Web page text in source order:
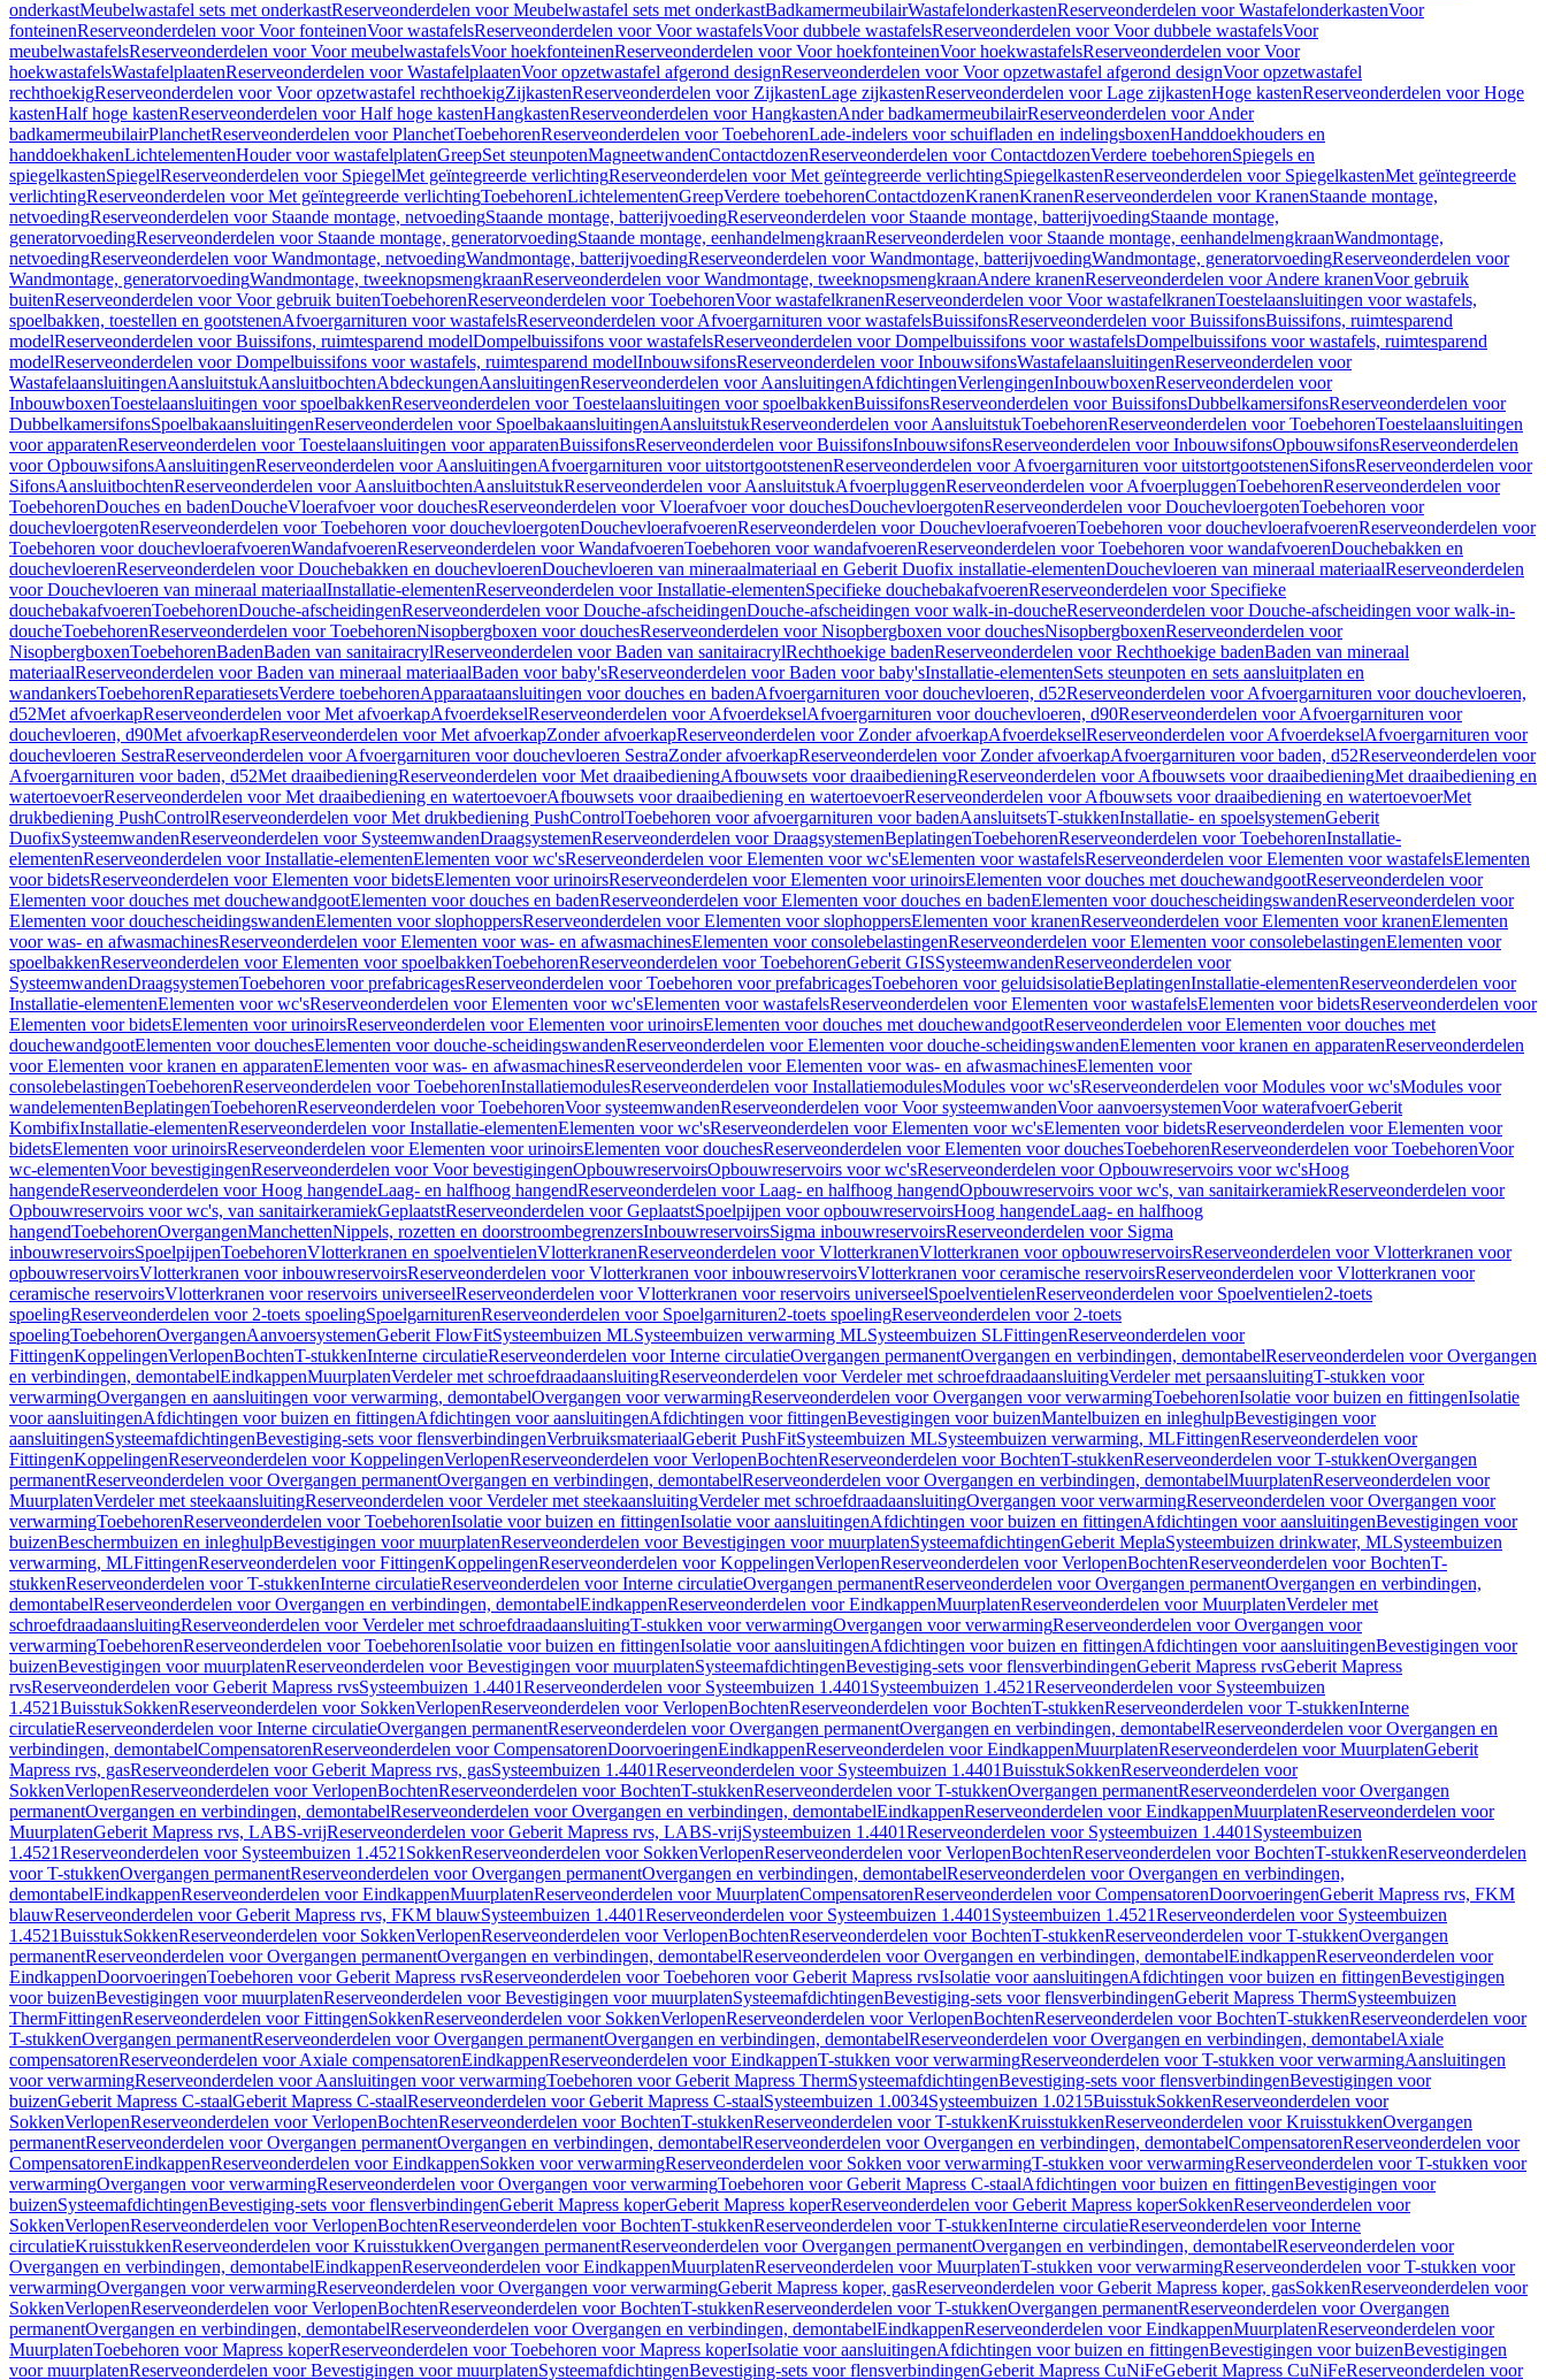
onderkastMeubelwastafel sets met onderkastReserveonderdelen voor Meubelwastafel sets met onderkastBadkamermeubilairWastafelonderkastenReserveonderdelen voor WastafelonderkastenVoor
fonteinenReserveonderdelen voor Voor fonteinenVoor wastafelsReserveonderdelen voor Voor wastafelsVoor dubbele wastafelsReserveonderdelen voor Voor dubbele wastafelsVoor
meubelwastafelsReserveonderdelen voor Voor meubelwastafelsVoor hoekfonteinenReserveonderdelen voor Voor hoekfonteinenVoor hoekwastafelsReserveonderdelen voor Voor
hoekwastafelsWastafelplaatenReserveonderdelen voor WastafelplaatenVoor opzetwastafel afgerond designReserveonderdelen voor Voor opzetwastafel afgerond designVoor opzetwastafel
rechthoekigReserveonderdelen voor Voor opzetwastafel rechthoekigZijkastenReserveonderdelen voor ZijkastenLage zijkastenReserveonderdelen voor Lage zijkastenHoge kastenReserveonderdelen voor Hoge
kastenHalf hoge kastenReserveonderdelen voor Half hoge kastenHangkastenReserveonderdelen voor HangkastenAnder badkamermeubilairReserveonderdelen voor Ander
badkamermeubilairPlanchetReserveonderdelen voor PlanchetToebehorenReserveonderdelen voor ToebehorenLade-indelers voor schuifladen en indelingsboxenHanddoekhouders en
handdoekhakenLichtelementenHouder voor wastafelplatenGreepSet steunpotenMagneetwandenContactdozenReserveonderdelen voor ContactdozenVerdere toebehorenSpiegels en
spiegelkastenSpiegelReserveonderdelen voor SpiegelMet geïntegreerde verlichtingReserveonderdelen voor Met geïntegreerde verlichtingSpiegelkastenReserveonderdelen voor SpiegelkastenMet geïntegreerde
verlichtingReserveonderdelen voor Met geïntegreerde verlichtingToebehorenLichtelementenGreepVerdere toebehorenContactdozenKranenKranenReserveonderdelen voor KranenStaande montage,
netvoedingReserveonderdelen voor Staande montage, netvoedingStaande montage, batterijvoedingReserveonderdelen voor Staande montage, batterijvoedingStaande montage,
generatorvoedingReserveonderdelen voor Staande montage, generatorvoedingStaande montage, eenhandelmengkraanReserveonderdelen voor Staande montage, eenhandelmengkraanWandmontage,
netvoedingReserveonderdelen voor Wandmontage, netvoedingWandmontage, batterijvoedingReserveonderdelen voor Wandmontage, batterijvoedingWandmontage, generatorvoedingReserveonderdelen voor
Wandmontage, generatorvoedingWandmontage, tweeknopsmengkraanReserveonderdelen voor Wandmontage, tweeknopsmengkraanAndere kranenReserveonderdelen voor Andere kranenVoor gebruik
buitenReserveonderdelen voor Voor gebruik buitenToebehorenReserveonderdelen voor ToebehorenVoor wastafelkranenReserveonderdelen voor Voor wastafelkranenToestelaansluitingen voor wastafels,
spoelbakken, toestellen en gootstenenAfvoergarnituren voor wastafelsReserveonderdelen voor Afvoergarnituren voor wastafelsBuissifonsReserveonderdelen voor BuissifonsBuissifons, ruimtesparend
modelReserveonderdelen voor Buissifons, ruimtesparend modelDompelbuissifons voor wastafelsReserveonderdelen voor Dompelbuissifons voor wastafelsDompelbuissifons voor wastafels, ruimtesparend
modelReserveonderdelen voor Dompelbuissifons voor wastafels, ruimtesparend modelInbouwsifonsReserveonderdelen voor InbouwsifonsWastafelaansluitingenReserveonderdelen voor
WastafelaansluitingenAansluitstukAansluitbochtenAbdeckungenAansluitingenReserveonderdelen voor AansluitingenAfdichtingenVerlengingenInbouwboxenReserveonderdelen voor
InbouwboxenToestelaansluitingen voor spoelbakkenReserveonderdelen voor Toestelaansluitingen voor spoelbakkenBuissifonsReserveonderdelen voor BuissifonsDubbelkamersifonsReserveonderdelen voor
DubbelkamersifonsSpoelbakaansluitingenReserveonderdelen voor SpoelbakaansluitingenAansluitstukReserveonderdelen voor AansluitstukToebehorenReserveonderdelen voor ToebehorenToestelaansluitingen
voor apparatenReserveonderdelen voor Toestelaansluitingen voor apparatenBuissifonsReserveonderdelen voor BuissifonsInbouwsifonsReserveonderdelen voor InbouwsifonsOpbouwsifonsReserveonderdelen
voor OpbouwsifonsAansluitingenReserveonderdelen voor AansluitingenAfvoergarnituren voor uitstortgootstenenReserveonderdelen voor Afvoergarnituren voor uitstortgootstenenSifonsReserveonderdelen voor
SifonsAansluitbochtenReserveonderdelen voor AansluitbochtenAansluitstukReserveonderdelen voor AansluitstukAfvoerpluggenReserveonderdelen voor AfvoerpluggenToebehorenReserveonderdelen voor
ToebehorenDouches en badenDoucheVloerafvoer voor douchesReserveonderdelen voor Vloerafvoer voor douchesDouchevloergotenReserveonderdelen voor DouchevloergotenToebehoren voor
douchevloergotenReserveonderdelen voor Toebehoren voor douchevloergotenDouchevloerafvoerenReserveonderdelen voor DouchevloerafvoerenToebehoren voor douchevloerafvoerenReserveonderdelen voor
Toebehoren voor douchevloerafvoerenWandafvoerenReserveonderdelen voor WandafvoerenToebehoren voor wandafvoerenReserveonderdelen voor Toebehoren voor wandafvoerenDouchebakken en
douchevloerenReserveonderdelen voor Douchebakken en douchevloerenDouchevloeren van mineraalmateriaal en Geberit Duofix installatie-elementenDouchevloeren van mineraal materiaalReserveonderdelen
voor Douchevloeren van mineraal materiaalInstallatie-elementenReserveonderdelen voor Installatie-elementenSpecifieke douchebakafvoerenReserveonderdelen voor Specifieke
douchebakafvoerenToebehorenDouche-afscheidingenReserveonderdelen voor Douche-afscheidingenDouche-afscheidingen voor walk-in-doucheReserveonderdelen voor Douche-afscheidingen voor walk-in-
doucheToebehorenReserveonderdelen voor ToebehorenNisopbergboxen voor douchesReserveonderdelen voor Nisopbergboxen voor douchesNisopbergboxenReserveonderdelen voor
NisopbergboxenToebehorenBadenBaden van sanitairacrylReserveonderdelen voor Baden van sanitairacrylRechthoekige badenReserveonderdelen voor Rechthoekige badenBaden van mineraal
materiaalReserveonderdelen voor Baden van mineraal materiaalBaden voor baby'sReserveonderdelen voor Baden voor baby'sInstallatie-elementenSets steunpoten en sets aansluitplaten en
wandankersToebehorenReparatiesetsVerdere toebehorenApparaataansluitingen voor douches en badenAfvoergarnituren voor douchevloeren, d52Reserveonderdelen voor Afvoergarnituren voor douchevloeren,
d52Met afvoerkapReserveonderdelen voor Met afvoerkapAfvoerdekselReserveonderdelen voor AfvoerdekselAfvoergarnituren voor douchevloeren, d90Reserveonderdelen voor Afvoergarnituren voor
douchevloeren, d90Met afvoerkapReserveonderdelen voor Met afvoerkapZonder afvoerkapReserveonderdelen voor Zonder afvoerkapAfvoerdekselReserveonderdelen voor AfvoerdekselAfvoergarnituren voor
douchevloeren SestraReserveonderdelen voor Afvoergarnituren voor douchevloeren SestraZonder afvoerkapReserveonderdelen voor Zonder afvoerkapAfvoergarnituren voor baden, d52Reserveonderdelen voor
Afvoergarnituren voor baden, d52Met draaibedieningReserveonderdelen voor Met draaibedieningAfbouwsets voor draaibedieningReserveonderdelen voor Afbouwsets voor draaibedieningMet draaibediening en
watertoevoerReserveonderdelen voor Met draaibediening en watertoevoerAfbouwsets voor draaibediening en watertoevoerReserveonderdelen voor Afbouwsets voor draaibediening en watertoevoerMet
drukbediening PushControlReserveonderdelen voor Met drukbediening PushControlToebehoren voor afvoergarnituren voor badenAansluitsetsT-stukkenInstallatie- en spoelsystemenGeberit
DuofixSysteemwandenReserveonderdelen voor SysteemwandenDraagsystemenReserveonderdelen voor DraagsystemenBeplatingenToebehorenReserveonderdelen voor ToebehorenInstallatie-
elementenReserveonderdelen voor Installatie-elementenElementen voor wc'sReserveonderdelen voor Elementen voor wc'sElementen voor wastafelsReserveonderdelen voor Elementen voor wastafelsElementen
voor bidetsReserveonderdelen voor Elementen voor bidetsElementen voor urinoirsReserveonderdelen voor Elementen voor urinoirsElementen voor douches met douchewandgootReserveonderdelen voor
Elementen voor douches met douchewandgootElementen voor douches en badenReserveonderdelen voor Elementen voor douches en badenElementen voor douchescheidingswandenReserveonderdelen voor
Elementen voor douchescheidingswandenElementen voor slophoppersReserveonderdelen voor Elementen voor slophoppersElementen voor kranenReserveonderdelen voor Elementen voor kranenElementen
voor was- en afwasmachinesReserveonderdelen voor Elementen voor was- en afwasmachinesElementen voor consolebelastingenReserveonderdelen voor Elementen voor consolebelastingenElementen voor
spoelbakkenReserveonderdelen voor Elementen voor spoelbakkenToebehorenReserveonderdelen voor ToebehorenGeberit GISSysteemwandenReserveonderdelen voor
SysteemwandenDraagsystemenToebehoren voor prefabricagesReserveonderdelen voor Toebehoren voor prefabricagesToebehoren voor geluidsisolatieBeplatingenInstallatie-elementenReserveonderdelen voor
Installatie-elementenElementen voor wc'sReserveonderdelen voor Elementen voor wc'sElementen voor wastafelsReserveonderdelen voor Elementen voor wastafelsElementen voor bidetsReserveonderdelen voor
Elementen voor bidetsElementen voor urinoirsReserveonderdelen voor Elementen voor urinoirsElementen voor douches met douchewandgootReserveonderdelen voor Elementen voor douches met
douchewandgootElementen voor douchesElementen voor douche-scheidingswandenReserveonderdelen voor Elementen voor douche-scheidingswandenElementen voor kranen en apparatenReserveonderdelen
voor Elementen voor kranen en apparatenElementen voor was- en afwasmachinesReserveonderdelen voor Elementen voor was- en afwasmachinesElementen voor
consolebelastingenToebehorenReserveonderdelen voor ToebehorenInstallatiemodulesReserveonderdelen voor InstallatiemodulesModules voor wc'sReserveonderdelen voor Modules voor wc'sModules voor
wandelementenBeplatingenToebehorenReserveonderdelen voor ToebehorenVoor systeemwandenReserveonderdelen voor Voor systeemwandenVoor aanvoersystemenVoor waterafvoerGeberit
KombifixInstallatie-elementenReserveonderdelen voor Installatie-elementenElementen voor wc'sReserveonderdelen voor Elementen voor wc'sElementen voor bidetsReserveonderdelen voor Elementen voor
bidetsElementen voor urinoirsReserveonderdelen voor Elementen voor urinoirsElementen voor douchesReserveonderdelen voor Elementen voor douchesToebehorenReserveonderdelen voor ToebehorenVoor
wc-elementenVoor bevestigingenReserveonderdelen voor Voor bevestigingenOpbouwreservoirsOpbouwreservoirs voor wc'sReserveonderdelen voor Opbouwreservoirs voor wc'sHoog
hangendeReserveonderdelen voor Hoog hangendeLaag- en halfhoog hangendReserveonderdelen voor Laag- en halfhoog hangendOpbouwreservoirs voor wc's, van sanitairkeramiekReserveonderdelen voor
Opbouwreservoirs voor wc's, van sanitairkeramiekGeplaatstReserveonderdelen voor GeplaatstSpoelpijpen voor opbouwreservoirsHoog hangendeLaag- en halfhoog
hangendToebehorenOvergangenManchettenNippels, rozetten en doorstroombegrenzersInbouwreservoirsSigma inbouwreservoirsReserveonderdelen voor Sigma
inbouwreservoirsSpoelpijpenToebehorenVlotterkranen en spoelventielenVlotterkranenReserveonderdelen voor VlotterkranenVlotterkranen voor opbouwreservoirsReserveonderdelen voor Vlotterkranen voor
opbouwreservoirsVlotterkranen voor inbouwreservoirsReserveonderdelen voor Vlotterkranen voor inbouwreservoirsVlotterkranen voor ceramische reservoirsReserveonderdelen voor Vlotterkranen voor
ceramische reservoirsVlotterkranen voor reservoirs universeelReserveonderdelen voor Vlotterkranen voor reservoirs universeelSpoelventielenReserveonderdelen voor Spoelventielen2-toets
spoelingReserveonderdelen voor 2-toets spoelingSpoelgarniturenReserveonderdelen voor Spoelgarnituren2-toets spoelingReserveonderdelen voor 2-toets
spoelingToebehorenOvergangenAanvoersystemenGeberit FlowFitSysteembuizen MLSysteembuizen verwarming MLSysteembuizen SLFittingenReserveonderdelen voor
FittingenKoppelingenVerlopenBochtenT-stukkenInterne circulatieReserveonderdelen voor Interne circulatieOvergangen permanentOvergangen en verbindingen, demontabelReserveonderdelen voor Overgangen
en verbindingen, demontabelEindkappenMuurplatenVerdeler met schroefdraadaansluitingReserveonderdelen voor Verdeler met schroefdraadaansluitingVerdeler met persaansluitingT-stukken voor
verwarmingOvergangen en aansluitingen voor verwarming, demontabelOvergangen voor verwarmingReserveonderdelen voor Overgangen voor verwarmingToebehorenIsolatie voor buizen en fittingenIsolatie
voor aansluitingenAfdichtingen voor buizen en fittingenAfdichtingen voor aansluitingenAfdichtingen voor fittingenBevestigingen voor buizenMantelbuizen en inleghulpBevestigingen voor
aansluitingenSysteemafdichtingenBevestiging-sets voor flensverbindingenVerbruiksmateriaalGeberit PushFitSysteembuizen MLSysteembuizen verwarming, MLFittingenReserveonderdelen voor
FittingenKoppelingenReserveonderdelen voor KoppelingenVerlopenReserveonderdelen voor VerlopenBochtenReserveonderdelen voor BochtenT-stukkenReserveonderdelen voor T-stukkenOvergangen
permanentReserveonderdelen voor Overgangen permanentOvergangen en verbindingen, demontabelReserveonderdelen voor Overgangen en verbindingen, demontabelMuurplatenReserveonderdelen voor
MuurplatenVerdeler met steekaansluitingReserveonderdelen voor Verdeler met steekaansluitingVerdeler met schroefdraadaansluitingOvergangen voor verwarmingReserveonderdelen voor Overgangen voor
verwarmingToebehorenReserveonderdelen voor ToebehorenIsolatie voor buizen en fittingenIsolatie voor aansluitingenAfdichtingen voor buizen en fittingenAfdichtingen voor aansluitingenBevestigingen voor
buizenBeschermbuizen en inleghulpBevestigingen voor muurplatenReserveonderdelen voor Bevestigingen voor muurplatenSysteemafdichtingenGeberit MeplaSysteembuizen drinkwater, MLSysteembuizen
verwarming, MLFittingenReserveonderdelen voor FittingenKoppelingenReserveonderdelen voor KoppelingenVerlopenReserveonderdelen voor VerlopenBochtenReserveonderdelen voor BochtenT-
stukkenReserveonderdelen voor T-stukkenInterne circulatieReserveonderdelen voor Interne circulatieOvergangen permanentReserveonderdelen voor Overgangen permanentOvergangen en verbindingen,
demontabelReserveonderdelen voor Overgangen en verbindingen, demontabelEindkappenReserveonderdelen voor EindkappenMuurplatenReserveonderdelen voor MuurplatenVerdeler met
schroefdraadaansluitingReserveonderdelen voor Verdeler met schroefdraadaansluitingT-stukken voor verwarmingOvergangen voor verwarmingReserveonderdelen voor Overgangen voor
verwarmingToebehorenReserveonderdelen voor ToebehorenIsolatie voor buizen en fittingenIsolatie voor aansluitingenAfdichtingen voor buizen en fittingenAfdichtingen voor aansluitingenBevestigingen voor
buizenBevestigingen voor muurplatenReserveonderdelen voor Bevestigingen voor muurplatenSysteemafdichtingenBevestiging-sets voor flensverbindingenGeberit Mapress rvsGeberit Mapress
rvsReserveonderdelen voor Geberit Mapress rvsSysteembuizen 1.4401Reserveonderdelen voor Systeembuizen 1.4401 Systeembuizen 1.4521Reserveonderdelen voor Systeembuizen
1.4521BuisstukSokkenReserveonderdelen voor SokkenVerlopenReserveonderdelen voor VerlopenBochtenReserveonderdelen voor BochtenT-stukkenReserveonderdelen voor T-stukkenInterne
circulatieReserveonderdelen voor Interne circulatieOvergangen permanentReserveonderdelen voor Overgangen permanentOvergangen en verbindingen, demontabelReserveonderdelen voor Overgangen en
verbindingen, demontabelCompensatorenReserveonderdelen voor CompensatorenDoorvoeringenEindkappenReserveonderdelen voor EindkappenMuurplatenReserveonderdelen voor MuurplatenGeberit
Mapress rvs, gasReserveonderdelen voor Geberit Mapress rvs, gasSysteembuizen 1.4401Reserveonderdelen voor Systeembuizen 1.4401BuisstukSokkenReserveonderdelen voor
SokkenVerlopenReserveonderdelen voor VerlopenBochtenReserveonderdelen voor BochtenT-stukkenReserveonderdelen voor T-stukkenOvergangen permanentReserveonderdelen voor Overgangen
permanentOvergangen en verbindingen, demontabelReserveonderdelen voor Overgangen en verbindingen, demontabelEindkappenReserveonderdelen voor EindkappenMuurplatenReserveonderdelen voor
MuurplatenGeberit Mapress rvs, LABS-vrijReserveonderdelen voor Geberit Mapress rvs, LABS-vrijSysteembuizen 1.4401Reserveonderdelen voor Systeembuizen 1.4401 Systeembuizen
1.4521Reserveonderdelen voor Systeembuizen 1.4521 SokkenReserveonderdelen voor SokkenVerlopenReserveonderdelen voor VerlopenBochtenReserveonderdelen voor BochtenT-stukkenReserveonderdelen
voor T-stukkenOvergangen permanentReserveonderdelen voor Overgangen permanentOvergangen en verbindingen, demontabelReserveonderdelen voor Overgangen en verbindingen,
demontabelEindkappenReserveonderdelen voor EindkappenMuurplatenReserveonderdelen voor MuurplatenCompensatorenReserveonderdelen voor CompensatorenDoorvoeringenGeberit Mapress rvs, FKM
blauwReserveonderdelen voor Geberit Mapress rvs, FKM blauwSysteembuizen 1.4401Reserveonderdelen voor Systeembuizen 1.4401 Systeembuizen 1.4521Reserveonderdelen voor Systeembuizen
1.4521BuisstukSokkenReserveonderdelen voor SokkenVerlopenReserveonderdelen voor VerlopenBochtenReserveonderdelen voor BochtenT-stukkenReserveonderdelen voor T-stukkenOvergangen
permanentReserveonderdelen voor Overgangen permanentOvergangen en verbindingen, demontabelReserveonderdelen voor Overgangen en verbindingen, demontabelEindkappenReserveonderdelen voor
EindkappenDoorvoeringenToebehoren voor Geberit Mapress rvsReserveonderdelen voor Toebehoren voor Geberit Mapress rvsIsolatie voor aansluitingenAfdichtingen voor buizen en fittingenBevestigingen
voor buizenBevestigingen voor muurplatenReserveonderdelen voor Bevestigingen voor muurplatenSysteemafdichtingenBevestiging-sets voor flensverbindingenGeberit Mapress ThermSysteembuizen
ThermFittingenReserveonderdelen voor FittingenSokkenReserveonderdelen voor SokkenVerlopenReserveonderdelen voor VerlopenBochtenReserveonderdelen voor BochtenT-stukkenReserveonderdelen voor
T-stukkenOvergangen permanentReserveonderdelen voor Overgangen permanentOvergangen en verbindingen, demontabelReserveonderdelen voor Overgangen en verbindingen, demontabelAxiale
compensatorenReserveonderdelen voor Axiale compensatorenEindkappenReserveonderdelen voor EindkappenT-stukken voor verwarmingReserveonderdelen voor T-stukken voor verwarmingAansluitingen
voor verwarmingReserveonderdelen voor Aansluitingen voor verwarmingToebehoren voor Geberit Mapress ThermSysteemafdichtingenBevestiging-sets voor flensverbindingenBevestigingen voor
buizenGeberit Mapress C-staalGeberit Mapress C-staalReserveonderdelen voor Geberit Mapress C-staalSysteembuizen 1.0034Systeembuizen 1.0215BuisstukSokkenReserveonderdelen voor
SokkenVerlopenReserveonderdelen voor VerlopenBochtenReserveonderdelen voor BochtenT-stukkenReserveonderdelen voor T-stukkenKruisstukkenReserveonderdelen voor KruisstukkenOvergangen
permanentReserveonderdelen voor Overgangen permanentOvergangen en verbindingen, demontabelReserveonderdelen voor Overgangen en verbindingen, demontabelCompensatorenReserveonderdelen voor
CompensatorenEindkappenReserveonderdelen voor EindkappenSokken voor verwarmingReserveonderdelen voor Sokken voor verwarmingT-stukken voor verwarmingReserveonderdelen voor T-stukken voor
verwarmingOvergangen voor verwarmingReserveonderdelen voor Overgangen voor verwarmingToebehoren voor Geberit Mapress C-staalAfdichtingen voor buizen en fittingenBevestigingen voor
buizenSysteemafdichtingenBevestiging-sets voor flensverbindingenGeberit Mapress koperGeberit Mapress koperReserveonderdelen voor Geberit Mapress koperSokkenReserveonderdelen voor
SokkenVerlopenReserveonderdelen voor VerlopenBochtenReserveonderdelen voor BochtenT-stukkenReserveonderdelen voor T-stukkenInterne circulatieReserveonderdelen voor Interne
circulatieKruisstukkenReserveonderdelen voor KruisstukkenOvergangen permanentReserveonderdelen voor Overgangen permanentOvergangen en verbindingen, demontabelReserveonderdelen voor
Overgangen en verbindingen, demontabelEindkappenReserveonderdelen voor EindkappenMuurplatenReserveonderdelen voor MuurplatenT-stukken voor verwarmingReserveonderdelen voor T-stukken voor
verwarmingOvergangen voor verwarmingReserveonderdelen voor Overgangen voor verwarmingGeberit Mapress koper, gasReserveonderdelen voor Geberit Mapress koper, gasSokkenReserveonderdelen voor
SokkenVerlopenReserveonderdelen voor VerlopenBochtenReserveonderdelen voor BochtenT-stukkenReserveonderdelen voor T-stukkenOvergangen permanentReserveonderdelen voor Overgangen
permanentOvergangen en verbindingen, demontabelReserveonderdelen voor Overgangen en verbindingen, demontabelEindkappenReserveonderdelen voor EindkappenMuurplatenReserveonderdelen voor
MuurplatenToebehoren voor Mapress koperReserveonderdelen voor Toebehoren voor Mapress koperIsolatie voor aansluitingenAfdichtingen voor buizen en fittingenBevestigingen voor buizenBevestigingen
voor muurplatenReserveonderdelen voor Bevestigingen voor muurplatenSysteemafdichtingenBevestiging-sets voor flensverbindingenGeberit Mapress CuNiFeGeberit Mapress CuNiFeReserveonderdelen voor